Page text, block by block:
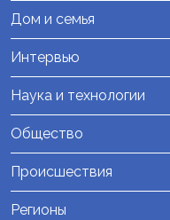
Дом и семья
Интервью
Наука и технологии
Общество
Происшествия
Регионы